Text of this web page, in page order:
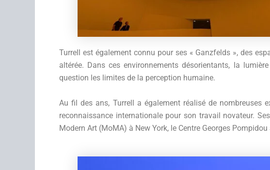
Turrell est également connu pour ses « Ganzfelds », des
altérée. Dans ces environnements désorientants, la
question les limites de la perception humaine.
Au fil des ans, Turrell a également réalisé de nombreuses
reconnaissance internationale pour son travail novateur.
Modern Art (MoMA) à New York, le Centre Georges